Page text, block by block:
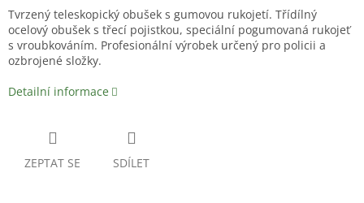
Tvrzený teleskopický obušek s gumovou rukojetí. Třídílný
ocelový obušek s třecí pojistkou, speciální pogumovaná rukojeť
s vroubkováním. Profesionální výrobek určený pro policii a
ozbrojené složky.
Detailní informace
ZEPTAT SE SDÍLET